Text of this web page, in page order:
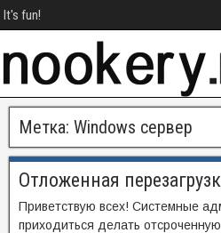
It's fun!
Метка: Windows сервер
Отложенная
Приветствую всех! Системные
приходиться делать